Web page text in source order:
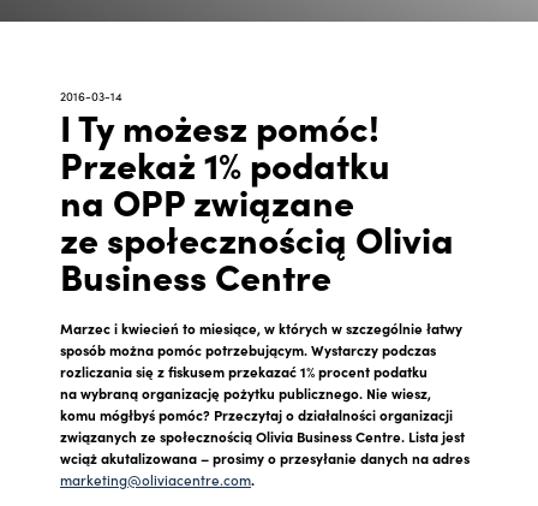
2016-03-14
I Ty możesz pomóc!
Przekaż 1% podatku
na OPP związane
ze społecznością Olivia
Business Centre
Marzec i kwiecień to miesiące, w których w szczególnie łatwy
sposób można pomóc potrzebującym. Wystarczy podczas
rozliczania się z fiskusem przekazać 1% procent podatku
na wybraną organizację pożytku publicznego. Nie wiesz,
komu mógłbyś pomóc? Przeczytaj o działalności organizacji
związanych ze społecznością Olivia Business Centre. Lista jest
wciąż akutalizowana – prosimy o przesyłanie danych na adres
marketing@oliviacentre.com.